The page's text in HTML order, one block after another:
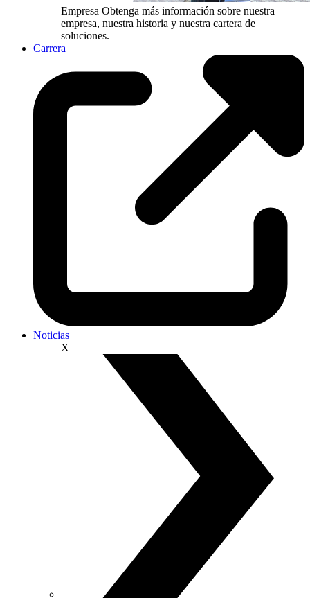
Empresa Obtenga más información sobre nuestra
empresa, nuestra historia y nuestra cartera de
soluciones.
Carrera
Noticias
X